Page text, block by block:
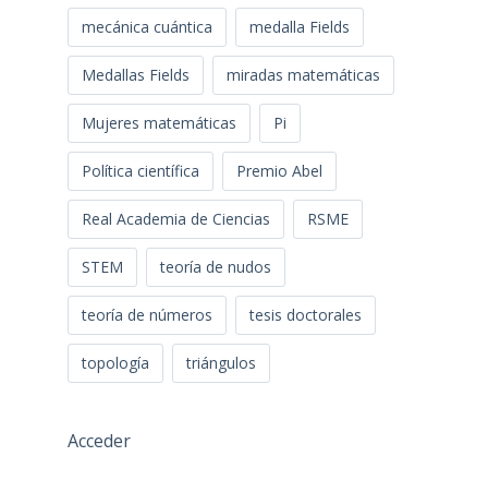
mecánica cuántica medalla Fields
Medallas Fields miradas matemáticas
Mujeres matemáticas Pi
Política científica Premio Abel
Real Academia de Ciencias RSME
STEM teoría de nudos
teoría de números tesis doctorales
topología triángulos
Acceder